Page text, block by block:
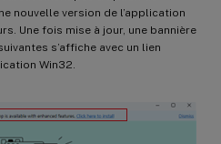
nouvelle version de l’application
Une fois mise à jour, une bannière
s’affiche avec un lien
Win32.